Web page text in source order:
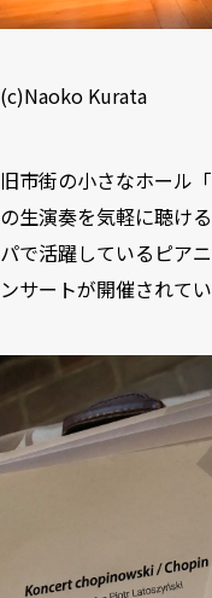
(c)Naoko Kurata
旧市街の小さなホール
の生演奏を気軽に聴け
パで活躍しているピア
ンサートが開催されてい